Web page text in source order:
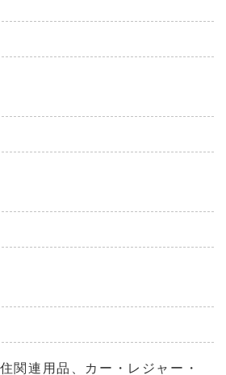
関連用品、カー・レジャー・